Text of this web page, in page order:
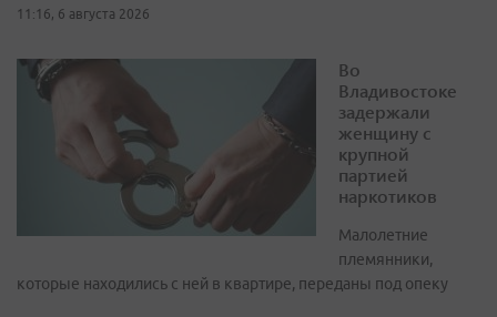
11:16, 6 августа 2026
Во
Владивостоке
задержали
женщину с
крупной
партией
наркотиков
Малолетние
племянники,
которые находились с ней в квартире, переданы под опеку